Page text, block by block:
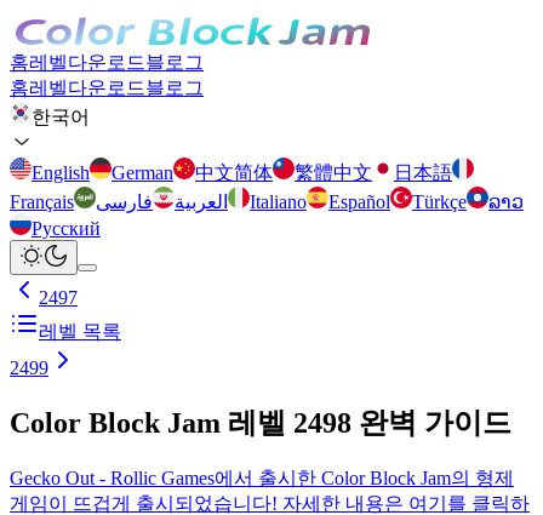
홈레벨다운로드블로그
홈레벨다운로드블로그
한국어
English German 中文简体 繁體中文
日本語
Français
العربية فارسی Italiano Español Türkçe
ລາວ
Русский
2497
레벨 목록
2499
Color Block Jam 레벨 2498 완벽 가이드
Gecko Out - Rollic Games에서 출시한 Color Block Jam의 형제
게임이 뜨겁게 출시되었습니다! 자세한 내용은 여기를 클릭하